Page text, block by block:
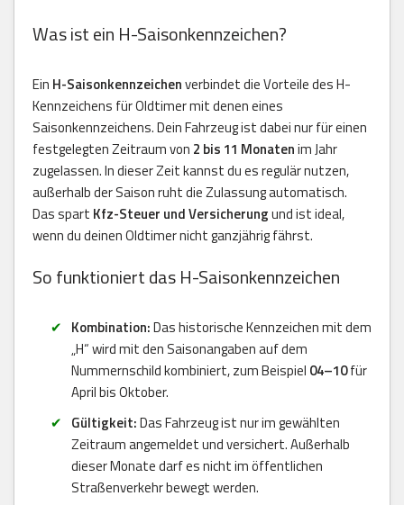
Was ist ein H-Saisonkennzeichen?
Ein H-Saisonkennzeichenverbindet die Vorteile des H-
Kennzeichens für Oldtimer mit denen eines
Saisonkennzeichens. Dein Fahrzeug ist dabei nur für einen
festgelegten Zeitraum von 2 bis 11 Monatenim Jahr
zugelassen. In dieser Zeit kannst du es regulär nutzen,
außerhalb der Saison ruht die Zulassung automatisch.
Das spart Kfz-Steuer und Versicherungund ist ideal,
wenn du deinen Oldtimer nicht ganzjährig fährst.
So funktioniert das H-Saisonkennzeichen
Kombination:Das historische Kennzeichen mit dem
„H“ wird mit den Saisonangaben auf dem
Nummernschild kombiniert, zum Beispiel 04–10für
April bis Oktober.
Gültigkeit:Das Fahrzeug ist nur im gewählten
Zeitraum angemeldet und versichert. Außerhalb
dieser Monate darf es nicht im öffentlichen
Straßenverkehr bewegt werden.